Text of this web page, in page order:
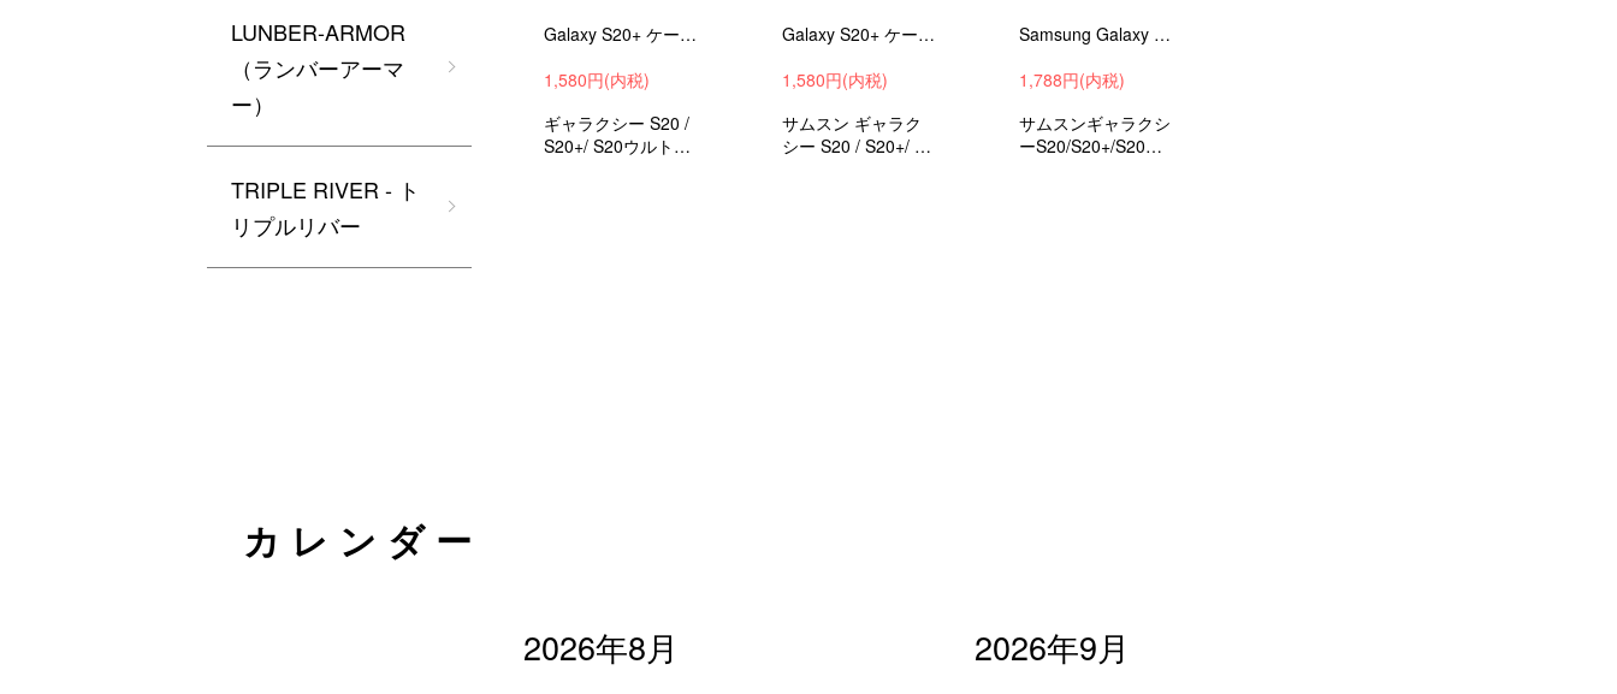
Galaxy S20+ ケース S20/S20 Ultra カバー ケース TPU ギャラクシー S20 / S20+/ S20ウルトラ ソフトケース FM04#211
1,580円(内税)
ギャラクシー S20 /
S20+/ S20ウルトラ
Galaxy S20+ ケース S20/S20 Ultra カバー カメラレンズ 保護 メタルリング ファッションリング レンズカバー レンズ プロテクター ベゼル #216
1,580円(内税)
サムスン ギャラク
シー S20 / S20+/ S2
Samsung Galaxy S20 / S20+ / S20 Ultra ケース / カバー 二つ折り PUレザー スタンド機能 サムスン ギャラクシー S20
1,788円(内税)
サムスンギャラクシ
ーS20/S20+/S20ウ
LUNBER-ARMOR
（ランバーアーマ
ー）
TRIPLE RIVER - ト
リプルリバー
カレンダー
2026年8月 2026年9月